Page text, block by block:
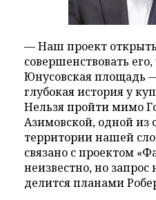
— Наш проект
совершенствовать
Юнусовская площадь
глубокая история у
Нельзя пройти мимо
Азимовской, одной из
территории нашей
связано с проектом
неизвестно, но
делится планами